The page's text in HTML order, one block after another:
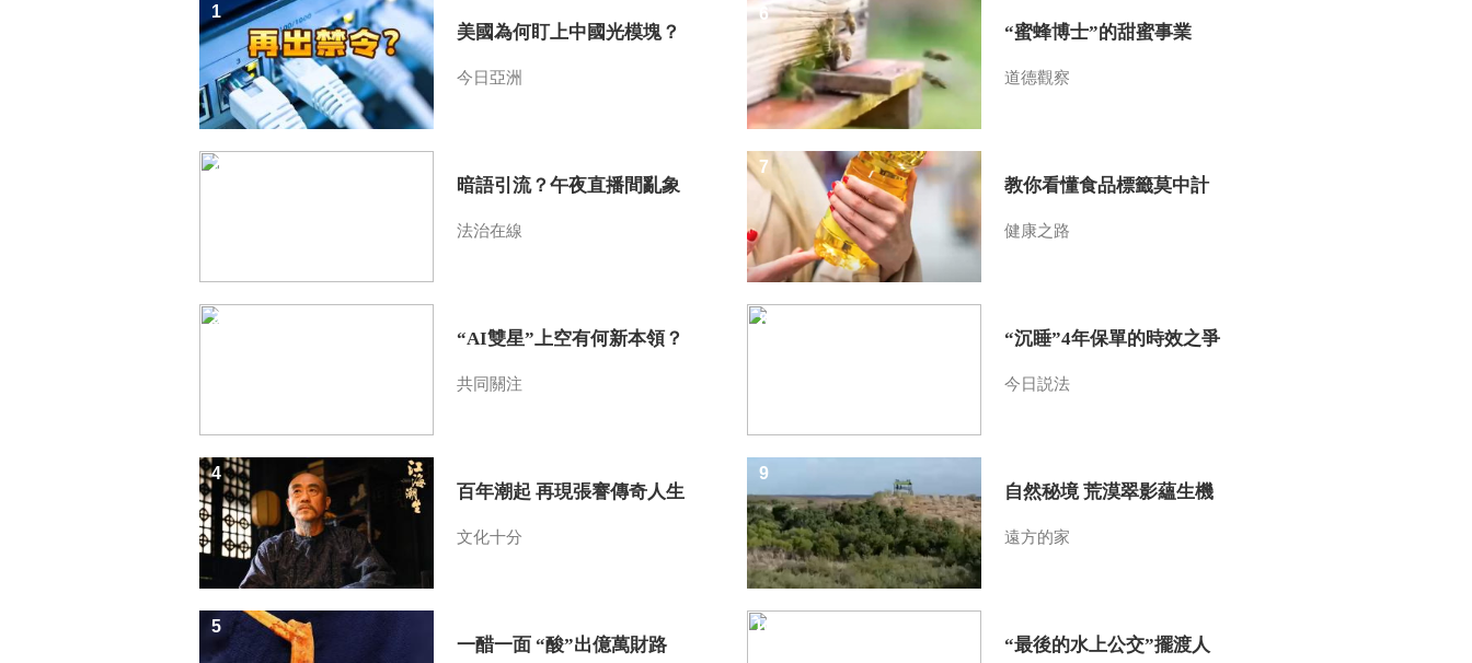
乾安“怪湖”
《地理中国》 20140303
奇居之地-林海雪原
（下）
美國為何盯上中國光模塊？
今日亞洲
1
暗語引流？午夜直播間亂象
法治在線
2
“AI雙星”上空有何新本領？
共同關注
3
百年潮起 再現張謇傳奇人生
文化十分
4
一醋一面 “酸”出億萬財路
5
“蜜蜂博士”的甜蜜事業
道德觀察
6
教你看懂食品標籤莫中計
健康之路
7
“沉睡”4年保單的時效之爭
今日説法
8
自然秘境 荒漠翠影蘊生機
遠方的家
9
“最後的水上公交”擺渡人
10